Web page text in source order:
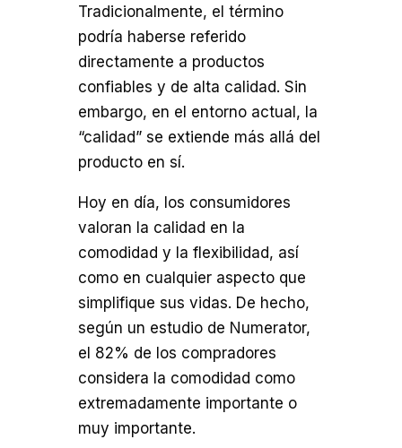
Tradicionalmente, el término
podría haberse referido
directamente a productos
confiables y de alta calidad. Sin
embargo, en el entorno actual, la
“calidad” se extiende más allá del
producto en sí.
Hoy en día, los consumidores
valoran la calidad en la
comodidad y la flexibilidad, así
como en cualquier aspecto que
simplifique sus vidas. De hecho,
según un estudio de Numerator,
el 82% de los compradores
considera la comodidad como
extremadamente importante o
muy importante.